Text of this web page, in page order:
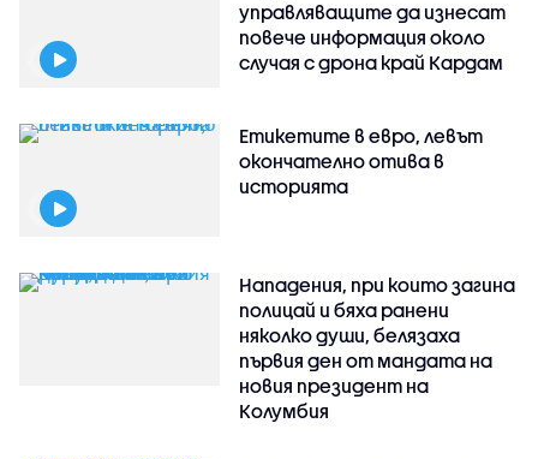
управляващите да изнесат
повече информация около
случая с дрона край Кардам
Етикетите в евро, левът
окончателно отива в
историята
Нападения, при които загина
полицай и бяха ранени
няколко души, белязаха
първия ден от мандата на
новия президент на
Колумбия